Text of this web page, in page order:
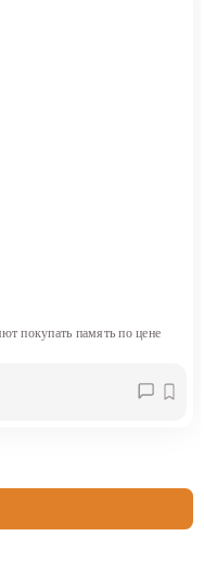
покупать память по цене